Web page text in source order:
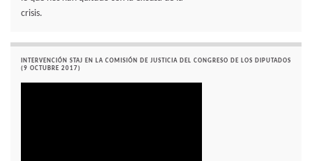
crisis.
INTERVENCIÓN STAJ EN LA COMISIÓN DE JUSTICIA DEL CONGRESO DE LOS DIPUTADOS
(9 OCTUBRE 2017)